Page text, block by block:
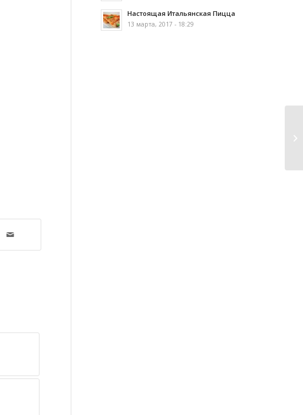
Настоящая Итальянская Пицца
13 марта, 2017 - 18:29